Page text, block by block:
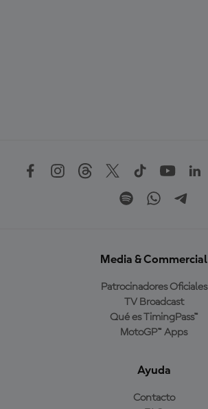
Media & Commercial
Patrocinadores Oficiales
TV Broadcast
Qué es TimingPass™
MotoGP™ Apps
Ayuda
Contacto